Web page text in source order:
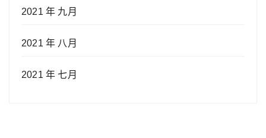
2021 年 九月
2021 年 八月
2021 年 七月